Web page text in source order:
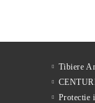
Tibiere
Protectie